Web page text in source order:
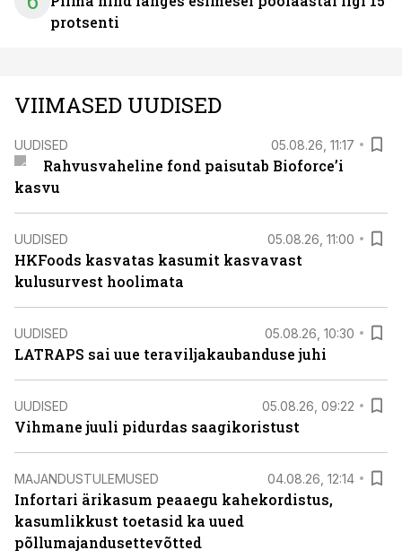
protsenti
VIIMASED UUDISED
UUDISED 05.08.26, 11:17
Rahvusvaheline fond paisutab Bioforce’i
kasvu
UUDISED 05.08.26, 11:00
HKFoods kasvatas kasumit kasvavast
kulusurvest hoolimata
UUDISED 05.08.26, 10:30
LATRAPS sai uue teraviljakaubanduse juhi
UUDISED 05.08.26, 09:22
Vihmane juuli pidurdas saagikoristust
MAJANDUSTULEMUSED 04.08.26, 12:14
Infortari ärikasum peaaegu kahekordistus,
kasumlikkust toetasid ka uued
põllumajandusettevõtted